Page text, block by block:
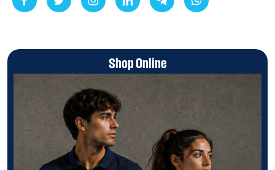
Shop Online